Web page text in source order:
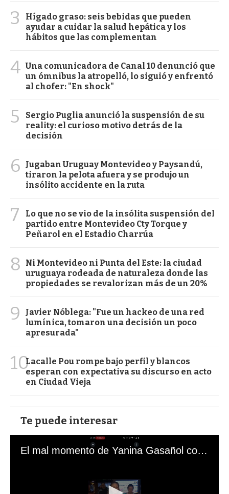
3
Hígado graso: seis bebidas que pueden
ayudar a cuidar la salud hepática y los
hábitos que las complementan
4 Una comunicadora de Canal 10 denunció que
un ómnibus la atropelló, lo siguió y enfrentó
al chofer: "En shock"
5
Sergio Puglia anunció la suspensión de su
reality: el curioso motivo detrás de la
decisión
6
Jugaban Uruguay Montevideo y Paysandú,
tiraron la pelota afuera y se produjo un
insólito accidente en la ruta
7
Lo que no se vio de la insólita suspensión del
partido entre Montevideo Cty Torque y
Peñarol en el Estadio Charrúa
8
Ni Montevideo ni Punta del Este: la ciudad
uruguaya rodeada de naturaleza donde las
propiedades se revalorizan más de un 20%
9
Javier Nóblega: "Fue un hackeo de una red
lumínica, tomaron una decisión un poco
apresurada"
10Lacalle Pou rompe bajo perfil y blancos
esperan con expectativa su discurso en acto
en Ciudad Vieja
Te puede interesar
El mal momento de Yanina Gasañol con un hincha argentino en "Subrayado"